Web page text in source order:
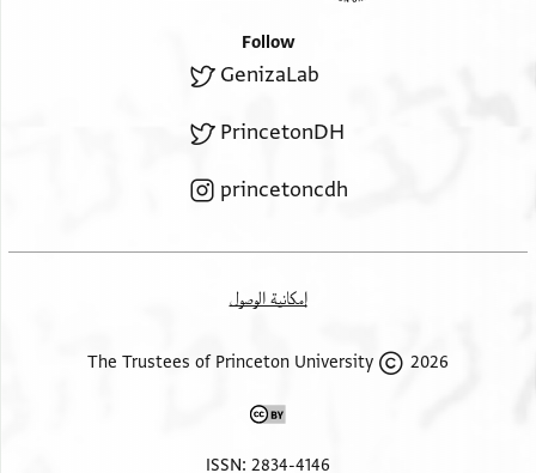
Follow
GenizaLab
PrincetonDH
princetoncdh
إمكانية الوصول
2026 The Trustees of Princeton University
ISSN: 2834-4146